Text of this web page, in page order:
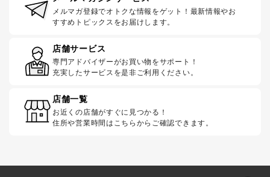
メルマガ登録でオトクな情報をゲット！最新情報やお
すすめトピックスをお届けします。
店舗サービス
専門アドバイザーがお買い物をサポート！
充実したサービスを是非ご利用ください。
店舗一覧
お近くの店舗がすぐに見つかる！
住所や営業時間はこちらからご確認できます。